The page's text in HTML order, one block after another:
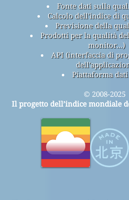
Fonte dati sulla
Calcolo dell'indice di
Previsione della
Prodotti per la qualità
monitor...)
API (interfaccia di
Piattaforma
© 2008-2025
Il progetto dell’indice mondiale